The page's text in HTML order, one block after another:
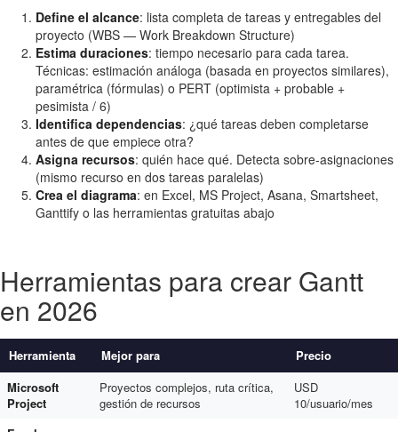
Define el alcance: lista completa de tareas y entregables del
proyecto (WBS — Work Breakdown Structure)
Estima duraciones: tiempo necesario para cada tarea.
Técnicas: estimación análoga (basada en proyectos similares),
paramétrica (fórmulas) o PERT (optimista + probable +
pesimista / 6)
Identifica dependencias: ¿qué tareas deben completarse
antes de que empiece otra?
Asigna recursos: quién hace qué. Detecta sobre-asignaciones
(mismo recurso en dos tareas paralelas)
Crea el diagrama: en Excel, MS Project, Asana, Smartsheet,
Ganttify o las herramientas gratuitas abajo
Herramientas para crear Gantt
en 2026
Herramienta Mejor para
Precio
Microsoft
Project
Proyectos complejos, ruta crítica,
gestión de recursos
USD
10/usuario/mes